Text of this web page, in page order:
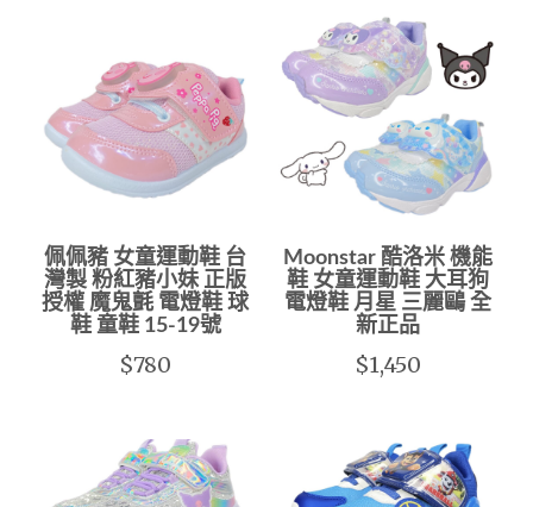
佩佩豬 女童運動鞋 台
灣製 粉紅豬小妹 正版
授權 魔鬼氈 電燈鞋 球
鞋 童鞋 15-19號
$780
Moonstar 酷洛米 機能
鞋 女童運動鞋 大耳狗
電燈鞋 月星 三麗鷗 全
新正品
$1,450